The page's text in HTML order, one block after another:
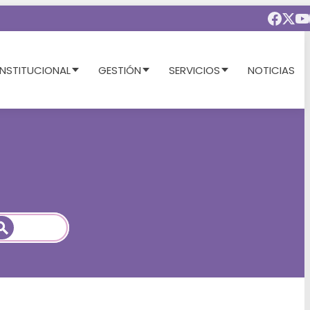
GESTIÓN SERVICIOS NOTICIAS